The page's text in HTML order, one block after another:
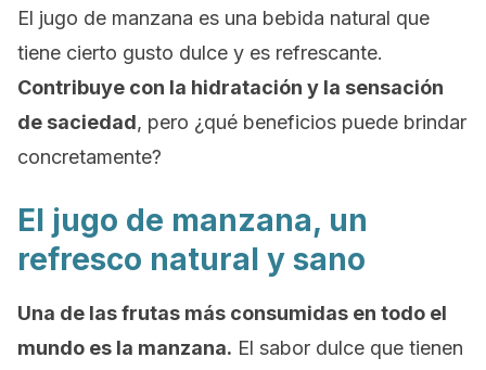
El jugo de manzana es una bebida natural que
tiene cierto gusto dulce y es refrescante.
Contribuye con la hidratación y la sensación
de saciedad, pero ¿qué beneficios puede brindar
concretamente?
El jugo de manzana, un
refresco natural y sano
Una de las frutas más consumidas en todo el
mundo es la manzana. El sabor dulce que tienen